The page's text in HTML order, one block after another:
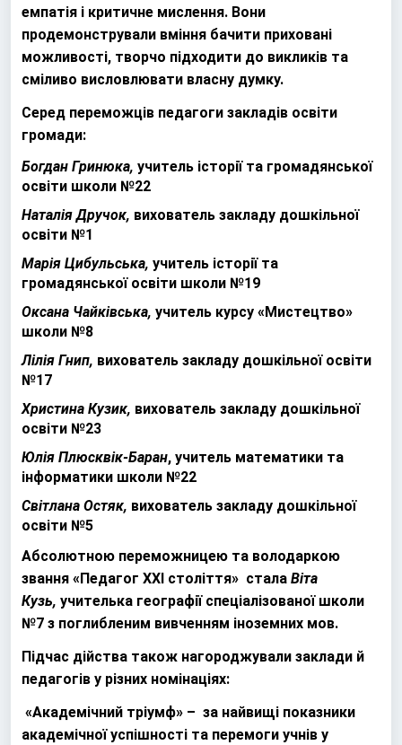
емпатія і критичне мислення. Вони
продемонстрували вміння бачити приховані
можливості, творчо підходити до викликів та
сміливо висловлювати власну думку.
Серед переможців педагоги закладів освіти
громади:
Богдан Гринюка, учитель історії та громадянської
освіти школи №22
Наталія Дручок, вихователь закладу дошкільної
освіти №1
Марія Цибульська, учитель історії та
громадянської освіти школи №19
Оксана Чайківська, учитель курсу «Мистецтво»
школи №8
Лілія Гнип, вихователь закладу дошкільної освіти
№17
Христина Кузик, вихователь закладу дошкільної
освіти №23
Юлія Плюсквік-Баран, учитель математики та
інформатики школи №22
Світлана Остяк, вихователь закладу дошкільної
освіти №5
Абсолютною переможницею та володаркою
звання «Педагог ХХІ століття» стала Віта
Кузь, учителька географії спеціалізованої школи
№7 з поглибленим вивченням іноземних мов.
Підчас дійства також нагороджували заклади й
педагогів у різних номінаціях:
«Академічний тріумф» – за найвищі показники
академічної успішності та перемоги учнів у